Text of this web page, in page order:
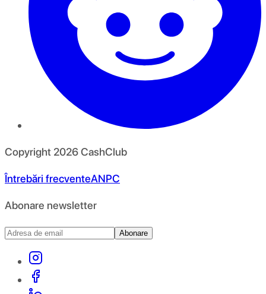
Copyright 2026CashClub
Întrebări frecventeANPC
Abonare newsletter
Abonare